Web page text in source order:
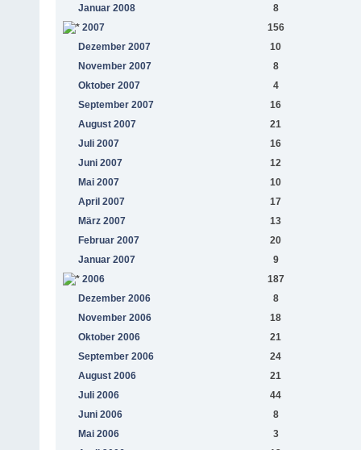
Januar 2008
8
2007
156
Dezember 2007
10
November 2007
8
Oktober 2007
4
September 2007
16
August 2007
21
Juli 2007
16
Juni 2007
12
Mai 2007
10
April 2007
17
März 2007
13
Februar 2007
20
Januar 2007
9
2006
187
Dezember 2006
8
November 2006
18
Oktober 2006
21
September 2006
24
August 2006
21
Juli 2006
44
Juni 2006
8
Mai 2006
3